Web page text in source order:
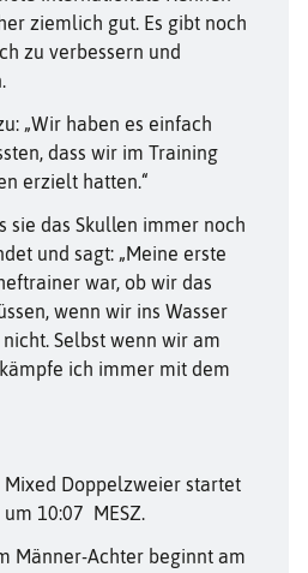
ziemlich gut. Es gibt noch
zu verbessern und
„Wir haben es einfach
dass wir im Training
erzielt hatten.“
sie das Skullen immer noch
und sagt: „Meine erste
war, ob wir das
wenn wir ins Wasser
Selbst wenn wir am
ich immer mit dem
Mixed Doppelzweier startet
10:07 MESZ.
Männer-Achter beginnt am